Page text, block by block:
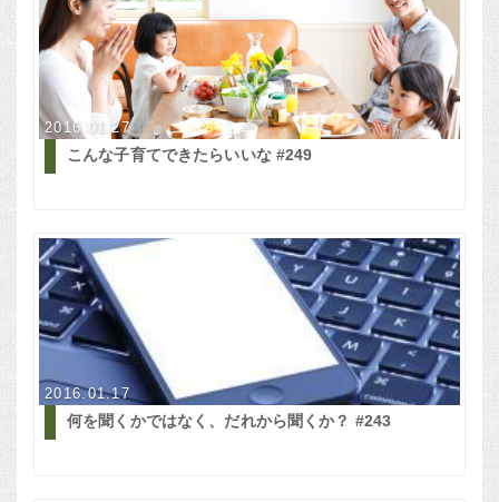
2016.01.27
こんな子育てできたらいいな #249
2016.01.17
何を聞くかではなく、だれから聞くか？ #243